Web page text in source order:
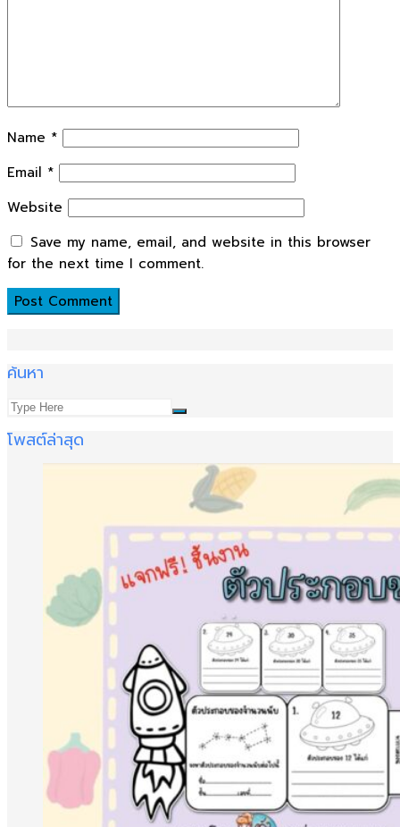
Name *
Email *
Website
Save my name, email, and website in this browser
for the next time I comment.
ค้นหา
โพสต์ล่าสุด